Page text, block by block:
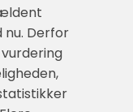
Derfor